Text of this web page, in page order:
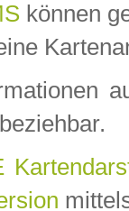
können
beziehbar.